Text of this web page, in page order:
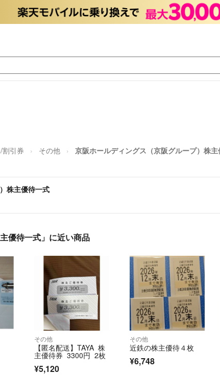
割引券 その他 京阪ホールディングス（京阪グループ）株
株主優待一式
優待一式」に近い商品
その他
【匿名配送】TAYA 株
主優待券 3300円 2枚
¥5,120
その他
近鉄の株主優待４枚
¥6,748